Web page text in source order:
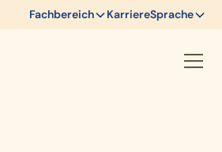
Fachbereich KarriereSprache